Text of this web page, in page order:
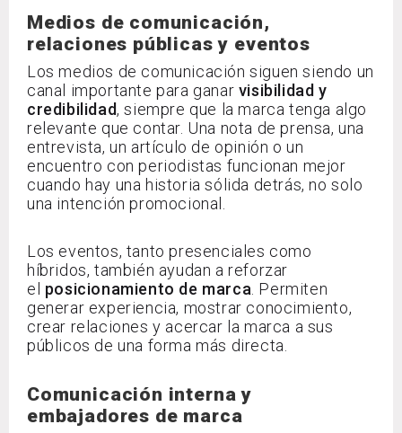
Medios de comunicación,
relaciones públicas y eventos
Los medios de comunicación siguen siendo un
canal importante para ganar visibilidad y
credibilidad, siempre que la marca tenga algo
relevante que contar. Una nota de prensa, una
entrevista, un artículo de opinión o un
encuentro con periodistas funcionan mejor
cuando hay una historia sólida detrás, no solo
una intención promocional.
Los eventos, tanto presenciales como
híbridos, también ayudan a reforzar
el posicionamiento de marca . Permiten
generar experiencia, mostrar conocimiento,
crear relaciones y acercar la marca a sus
públicos de una forma más directa.
Comunicación interna y
embajadores de marca